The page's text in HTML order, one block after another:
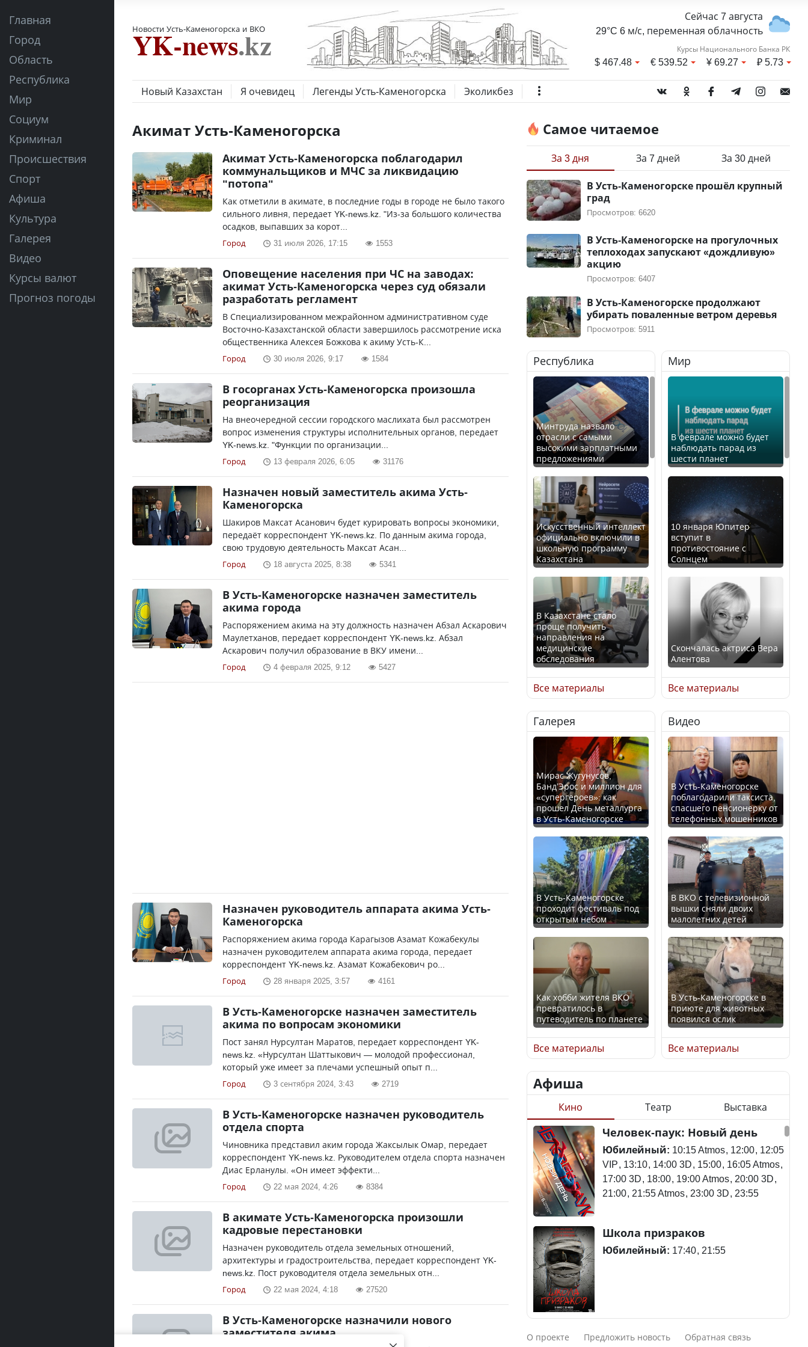
Главная
Город
Область
Республика
Мир
Социум
Криминал
Происшествия
Спорт
Афиша
Культура
Галерея
Видео
Курсы валют
Прогноз погоды
Новости Усть-Каменогорска и ВКО
Сейчас 7 августа
29°C 6 м/с, переменная облачность
Курсы Национального Банка РК
$467.48 €539.52 ¥69.27 ₽5.73
Новый Казахстан Я очевидец Легенды Усть-Каменогорска Эколикбез
Акимат Усть-Каменогорска
Акимат Усть-Каменогорска поблагодарил
коммунальщиков и МЧС за ликвидацию
"потопа"
Как отметили в акимате, в последние годы в городе не было такого
сильного ливня, передает YK-news.kz. "Из-за большого количества
осадков, выпавших за корот...
Город 31 июля 2026, 17:15 1553
Оповещение населения при ЧС на заводах:
акимат Усть-Каменогорска через суд обязали
разработать регламент
В Специализированном межрайонном административном суде
Восточно-Казахстанской области завершилось рассмотрение иска
общественника Алексея Божкова к акиму Усть-К...
Город 30 июля 2026, 9:17 1584
В госорганах Усть-Каменогорска произошла
реорганизация
На внеочередной сессии городского маслихата был рассмотрен
вопрос изменения структуры исполнительных органов, передает
YK-news.kz. "Функции по организации...
Город 13 февраля 2026, 6:05 31176
Назначен новый заместитель акима Усть-
Каменогорска
Шакиров Максат Асанович будет курировать вопросы экономики,
передаёт корреспондент YK-news.kz. По данным акима города,
свою трудовую деятельность Максат Асан...
Город 18 августа 2025, 8:38 5341
В Усть-Каменогорске назначен заместитель
акима города
Распоряжением акима на эту должность назначен Абзал Аскарович
Маулетханов, передает корреспондент YK-news.kz. Абзал
Аскарович получил образование в ВКУ имени...
Город 4 февраля 2025, 9:12 5427
Назначен руководитель аппарата акима Усть-
Каменогорска
Распоряжением акима города Карагызов Азамат Кожабекулы
назначен руководителем аппарата акима города, передает
корреспондент YK-news.kz. Азамат Кожабекович ро...
Город 28 января 2025, 3:57 4161
В Усть-Каменогорске назначен заместитель
акима по вопросам экономики
Пост занял Нурсултан Маратов, передает корреспондент YK-
news.kz. «Нурсултан Шаттыкович — молодой профессионал,
который уже имеет за плечами успешный опыт п...
Город 3 сентября 2024, 3:43 2719
В Усть-Каменогорске назначен руководитель
отдела спорта
Чиновника представил аким города Жаксылык Омар, передает
корреспондент YK-news.kz. Руководителем отдела спорта назначен
Диас Ерланулы. «Он имеет эффекти...
Город 22 мая 2024, 4:26 8384
В акимате Усть-Каменогорска произошли
кадровые перестановки
Назначен руководитель отдела земельных отношений,
архитектуры и градостроительства, передает корреспондент YK-
news.kz. Пост руководителя отдела земельных отн...
Город 22 мая 2024, 4:18 27520
В Усть-Каменогорске назначили нового
заместителя акима
Самое читаемое
За 3 дня За 7 дней За 30 дней
В Усть-Каменогорске прошёл крупный
град
Просмотров: 6620
В Усть-Каменогорске на прогулочных
теплоходах запускают «дождливую»
акцию
Просмотров: 6407
В Усть-Каменогорске продолжают
убирать поваленные ветром деревья
Просмотров: 5911
Республика
Минтруда назвало
отрасли с самыми
высокими зарплатными
предложениями
Искусственный интеллект
официально включили в
школьную программу
Казахстана
В Казахстане стало
проще получить
направления на
медицинские
обследования
Қазақстан Орталық Азия
елдері арасында әл-ауқат
индексінде көш бастады
Казахстан возглавил
рейтинг благополучия
среди стран Центральной
Азии
Будут ли представлены
интересы регионов в
Курултае?
Ең төменгі жалақы,
алимент, экология: жеті
партия сайлаушылармен
нені талқылап жатыр?
алименты, экология — о
чем говорят с
избирателями
представители партий
Министр рассказал, из
чего делают колбасу в
Казахстане
почему казахстанские
Все материалы
Мир
В феврале можно будет
наблюдать парад из
шести планет
10 января Юпитер
вступит в
противостояние с
Солнцем
Скончалась актриса Вера
Алентова
В РФ вынесен заочный
приговор по уголовному
делу об убийстве Игоря
Талькова
В России введены
дополнительные
ограничения для
казахстанских прав
Трамп официально
вступил в должность
президента США
Луну признали объектом
культурного наследия,
находящегося под
угрозой исчезновения
Станет ли
метапневмовирус
эпидемией, рассказали в
ВОЗ
потерпел крушение в
Южной Корее, погибли
120 человек
Актау: Путин принес
Все материалы
Галерея
Мирас Жугунусов,
Банд’Эрос и миллион для
«супергероев»: как
прошел День металлурга
в Усть-Каменогорске
В Усть-Каменогорске
проходит фестиваль под
открытым небом
Как хобби жителя ВКО
превратилось в
путеводитель по планете
Все материалы
Видео
В Усть-Каменогорске
поблагодарили таксиста,
спасшего пенсионерку от
телефонных мошенников
В ВКО с телевизионной
вышки сняли двоих
малолетних детей
В Усть-Каменогорске в
приюте для животных
появился ослик
Все материалы
Афиша
Кино Театр Выставка
Человек-паук: Новый день
Юбилейный: 10:15 Atmos 12:00 12:05
VIP 13:10 14:00 3D 15:00 16:05 Atmos
17:00 3D 18:00 19:00 Atmos 20:00 3D
21:00 21:55 Atmos 23:00 3D 23:55
Школа призраков
Юбилейный: 17:40 21:55
Смешарики сквозь вселенные
О проекте Предложить новость
Обратная связь